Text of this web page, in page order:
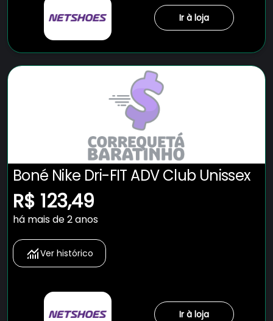
Ir à loja
Boné Nike Dri-FIT ADV Club Unissex
R$ 123,49
há mais de 2 anos
Ver histórico
Ir à loja